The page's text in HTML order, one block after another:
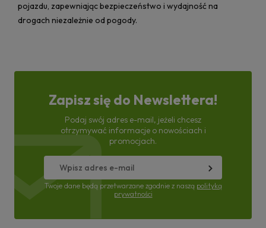
pojazdu, zapewniając bezpieczeństwo i wydajność na
drogach niezależnie od pogody.
Zapisz się do Newslettera!
Podaj swój adres e-mail, jeżeli chcesz
otrzymywać informacje o nowościach i
promocjach.
Twoje dane będą przetwarzane zgodnie z naszą polityką
prywatności